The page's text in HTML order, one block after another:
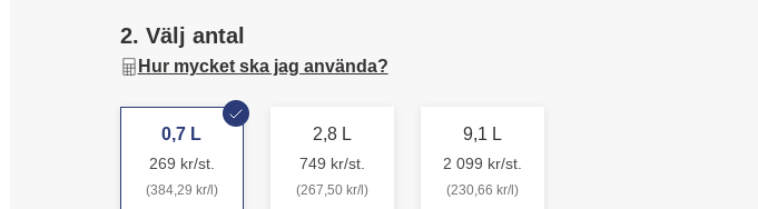
2. Välj antal
Hur mycket ska jag använda?
0,7 L
269 kr/st.
(384,29 kr/l)
2,8 L
749 kr/st.
(267,50 kr/l)
9,1 L
2 099 kr/st.
(230,66 kr/l)